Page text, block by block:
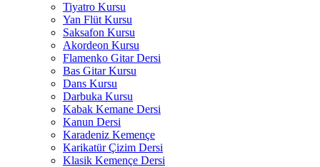
Tiyatro Kursu
Yan Flüt Kursu
Saksafon Kursu
Akordeon Kursu
Flamenko Gitar Dersi
Bas Gitar Kursu
Dans Kursu
Darbuka Kursu
Kabak Kemane Dersi
Kanun Dersi
Karadeniz Kemençe
Karikatür Çizim Dersi
Klasik Kemençe Dersi